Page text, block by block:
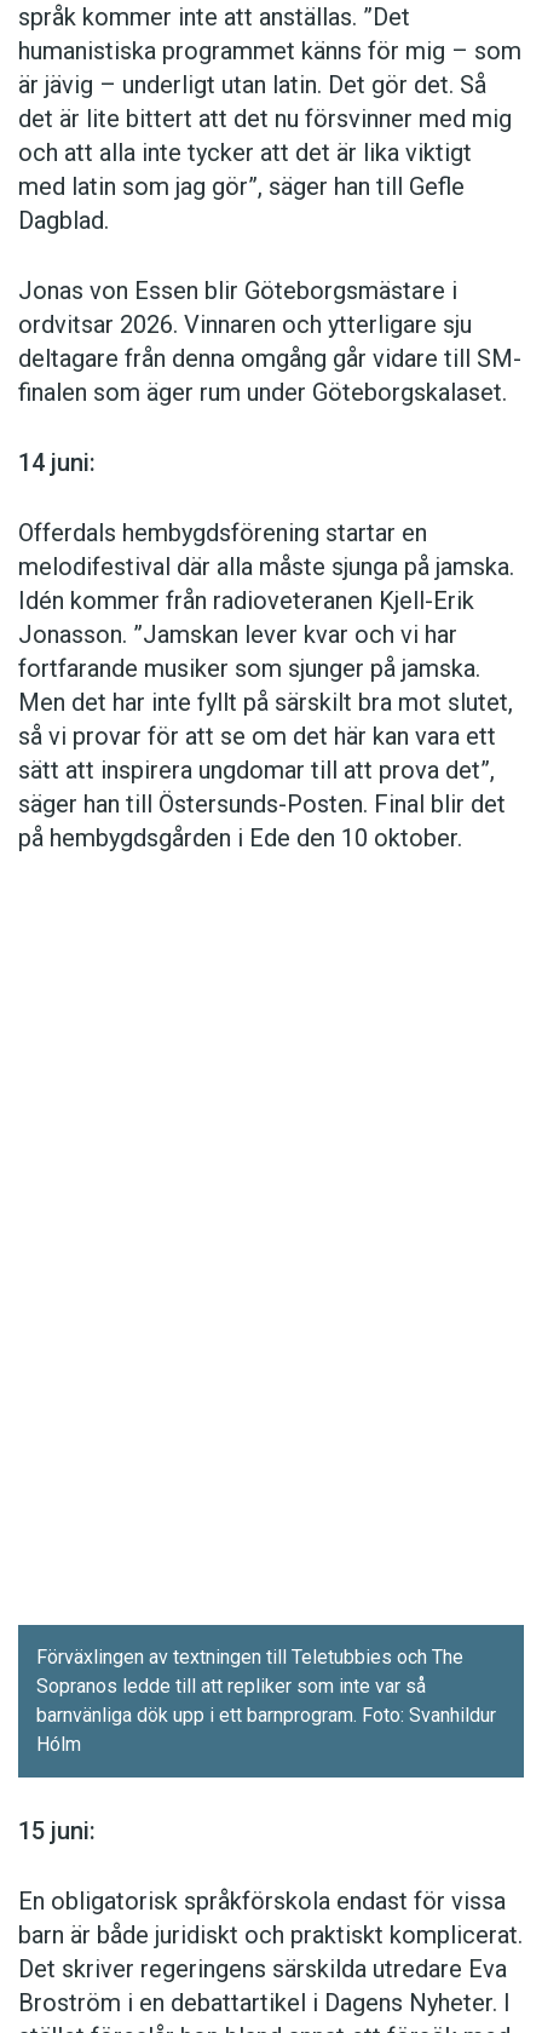
språk kommer inte att anställas. ”Det
humanistiska programmet känns för mig – som
är jävig – underligt utan latin. Det gör det. Så
det är lite bittert att det nu försvinner med mig
och att alla inte tycker att det är lika viktigt
med latin som jag gör”, säger han till Gefle
Dagblad.
Jonas von Essen blir Göteborgsmästare i
ordvitsar 2026. Vinnaren och ytterligare sju
deltagare från denna omgång går vidare till SM-
finalen som äger rum under Göteborgskalaset.
14 juni:
Offerdals hembygdsförening startar en
melodifestival där alla måste sjunga på jamska.
Idén kommer från radioveteranen Kjell-Erik
Jonasson. ”Jamskan lever kvar och vi har
fortfarande musiker som sjunger på jamska.
Men det har inte fyllt på särskilt bra mot slutet,
så vi provar för att se om det här kan vara ett
sätt att inspirera ungdomar till att prova det”,
säger han till Östersunds-Posten. Final blir det
på hembygdsgården i Ede den 10 oktober.
Förväxlingen av textningen till Teletubbies och The
Sopranos ledde till att repliker som inte var så
barnvänliga dök upp i ett barnprogram. Foto: Svanhildur
Hólm
15 juni:
En obligatorisk språkförskola endast för vissa
barn är både juridiskt och praktiskt komplicerat.
Det skriver regeringens särskilda utredare Eva
Broström i en debattartikel i Dagens Nyheter. I